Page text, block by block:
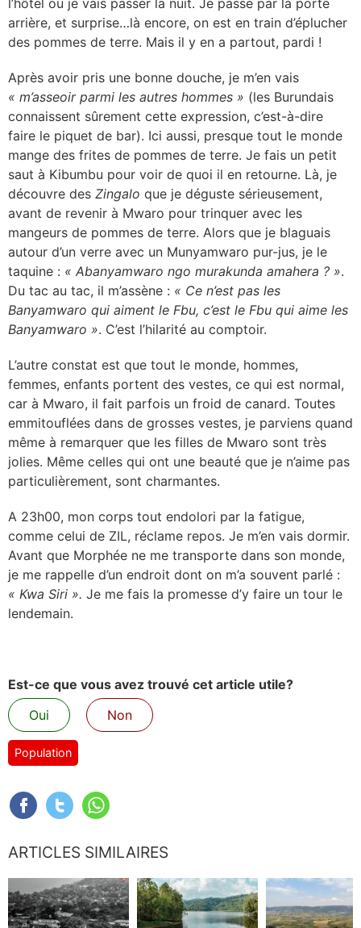
arrière, et surprise…là encore, on est en train d’éplucher
des pommes de terre. Mais il y en a partout, pardi !
Après avoir pris une bonne douche, je m’en vais
« m’asseoir parmi les autres hommes » (les Burundais
connaissent sûrement cette expression, c’est-à-dire
faire le piquet de bar). Ici aussi, presque tout le monde
mange des frites de pommes de terre. Je fais un petit
saut à Kibumbu pour voir de quoi il en retourne. Là, je
découvre des Zingalo que je déguste sérieusement,
avant de revenir à Mwaro pour trinquer avec les
mangeurs de pommes de terre. Alors que je blaguais
autour d’un verre avec un Munyamwaro pur-jus, je le
taquine : « Abanyamwaro ngo murakunda amahera ? ».
Du tac au tac, il m’assène : « Ce n’est pas les
Banyamwaro qui aiment le Fbu, c’est le Fbu qui aime les
Banyamwaro ». C’est l’hilarité au comptoir.
L’autre constat est que tout le monde, hommes,
femmes, enfants portent des vestes, ce qui est normal,
car à Mwaro, il fait parfois un froid de canard. Toutes
emmitouflées dans de grosses vestes, je parviens quand
même à remarquer que les filles de Mwaro sont très
jolies. Même celles qui ont une beauté que je n’aime pas
particulièrement, sont charmantes.
A 23h00, mon corps tout endolori par la fatigue,
comme celui de ZIL, réclame repos. Je m’en vais dormir.
Avant que Morphée ne me transporte dans son monde,
je me rappelle d’un endroit dont on m’a souvent parlé :
« Kwa Siri ». Je me fais la promesse d’y faire un tour le
lendemain.
Est-ce que vous avez trouvé cet article utile?
Oui
Non
Population
ARTICLES SIMILAIRES